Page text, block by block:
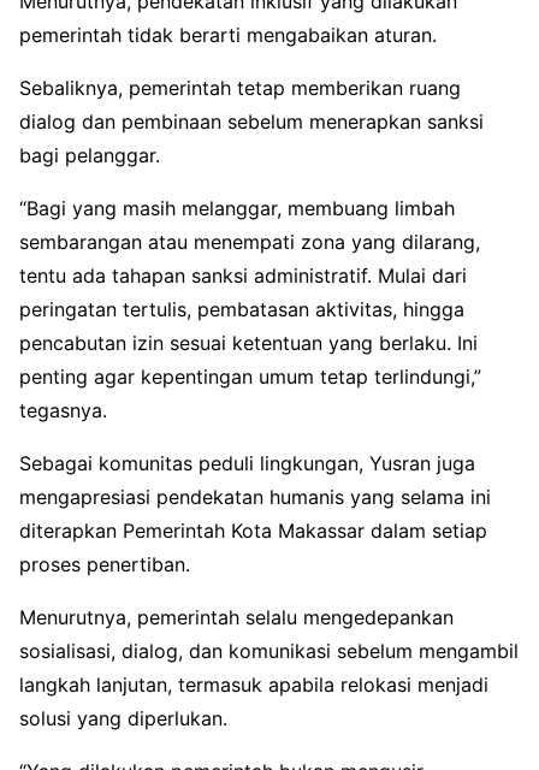
pemerintah tidak berarti mengabaikan aturan.
Sebaliknya, pemerintah tetap memberikan ruang
dialog dan pembinaan sebelum menerapkan sanksi
bagi pelanggar.
“Bagi yang masih melanggar, membuang limbah
sembarangan atau menempati zona yang dilarang,
tentu ada tahapan sanksi administratif. Mulai dari
peringatan tertulis, pembatasan aktivitas, hingga
pencabutan izin sesuai ketentuan yang berlaku. Ini
penting agar kepentingan umum tetap terlindungi,”
tegasnya.
Sebagai komunitas peduli lingkungan, Yusran juga
mengapresiasi pendekatan humanis yang selama ini
diterapkan Pemerintah Kota Makassar dalam setiap
proses penertiban.
Menurutnya, pemerintah selalu mengedepankan
sosialisasi, dialog, dan komunikasi sebelum mengambil
langkah lanjutan, termasuk apabila relokasi menjadi
solusi yang diperlukan.